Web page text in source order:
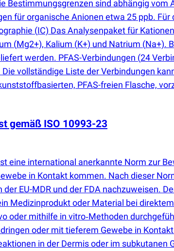
Bestimmungsgrenzen sind abhängig
für organische Anionen etwa 25 ppb.
(IC) Das Analysenpaket für
(Mg2+), Kalium (K+) und Natrium (Na+).
werden. PFAS-Verbindungen (24
vollständige Liste der Verbindungen
PFAS-freien Flasche,
gemäß ISO 10993-23
eine international anerkannte Norm zur
in Kontakt kommen. Nach dieser
der EU-MDR und der FDA nachzuweisen.
Medizinprodukt oder Material bei
oder mithilfe in vitro‑Methoden
oder mit tieferem Gewebe in
in der Dermis oder im